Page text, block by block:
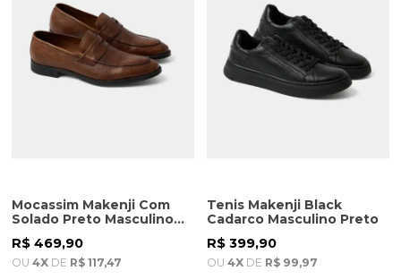
Mocassim Makenji Com
Solado Preto Masculino
R$ 469,90
OU 4X DE R$ 117,47
Tenis Makenji Black
Cadarco Masculino Preto
R$ 399,90
OU 4X DE R$ 99,97